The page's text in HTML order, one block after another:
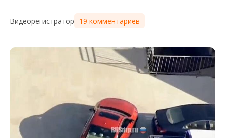
Видеорегистратор 19 комментариев